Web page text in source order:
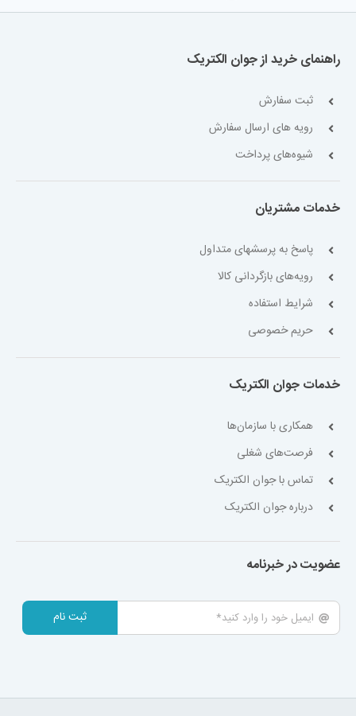
راهنمای خرید از جوان الکتریک
ثبت سفارش
رویه های ارسال سفارش
شیوه‌های پرداخت
خدمات مشتریان
پاسخ به پرسشهای متداول
رویه‌های بازگردانی کالا
شرایط استفاده
حریم خصوصی
خدمات جوان الکتریک
همکاری با سازمان‌ها
فرصت‌های شغلی
تماس با جوان الکتریک
درباره جوان الکتریک
عضویت در خبرنامه
ثبت نام